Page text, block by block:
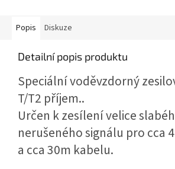
Popis Diskuze
Detailní popis produktu
Speciální voděvzdorný
T/T2 příjem..
Určen k zesílení velice
nerušeného signálu pro cca
a cca 30m kabelu.